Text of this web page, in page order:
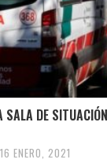
SALA DE
16 ENERO, 2021